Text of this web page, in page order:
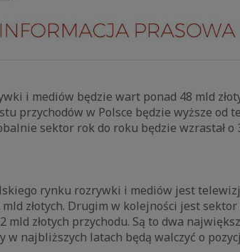
i mediów będzie wart ponad 48 mld
przychodów w Polsce będzie wyższe od
sektor rok do roku będzie wzrastał o
rynku rozrywki i mediów jest
mld złotych. Drugim w kolejności jest
mld złotych przychodu. Są to dwa
w najbliższych latach będą walczyć o